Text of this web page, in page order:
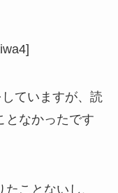
ていますが、読
となかったです
ことないし、